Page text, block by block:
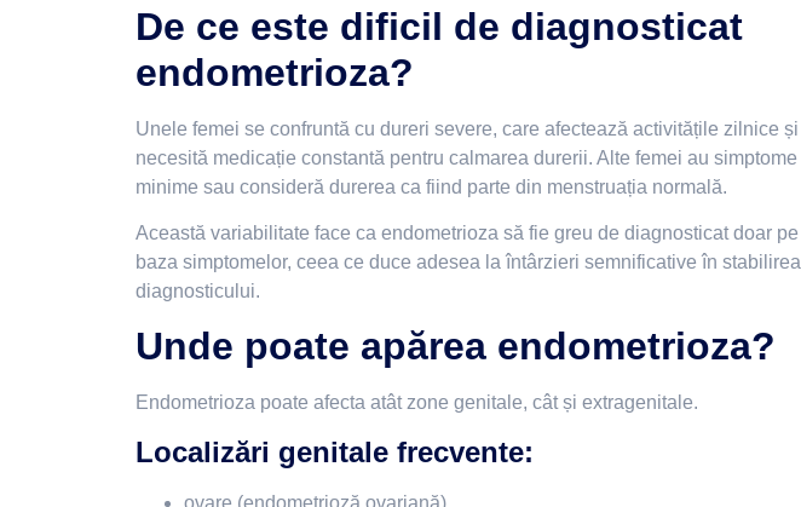
De ce este dificil de diagnosticat
endometrioza?
Unele femei se confruntă cu dureri severe, care afectează activitățile zilnice și
necesită medicație constantă pentru calmarea durerii. Alte femei au simptome
minime sau consideră durerea ca fiind parte din menstruația normală.
Această variabilitate face ca endometrioza să fie greu de diagnosticat doar pe
baza simptomelor, ceea ce duce adesea la întârzieri semnificative în stabilirea
diagnosticului.
Unde poate apărea endometrioza?
Endometrioza poate afecta atât zone genitale, cât și extragenitale.
Localizări genitale frecvente:
ovare (endometrioză ovariană)